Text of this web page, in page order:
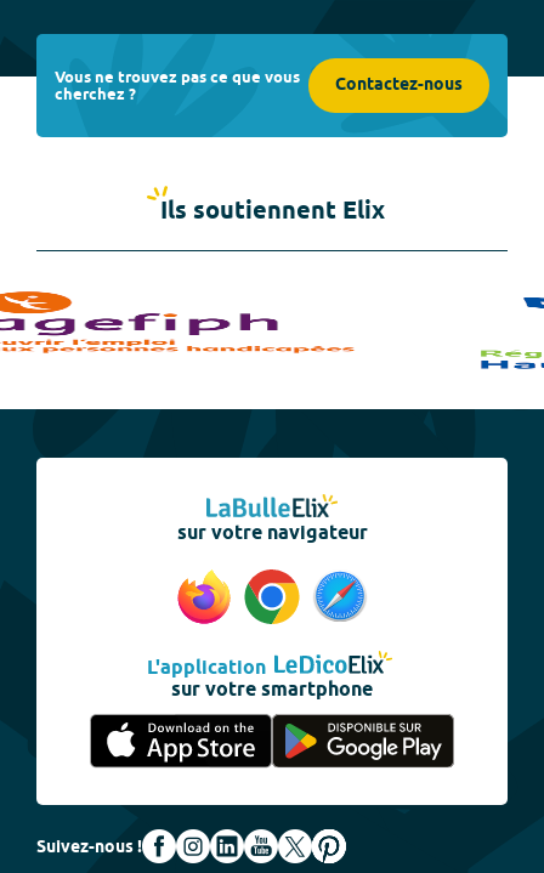
Vous ne trouvez pas ce que vous
cherchez ? Contactez-nous
Ils soutiennent Elix
sur votre navigateur
L'application
sur votre smartphone
Suivez-nous !